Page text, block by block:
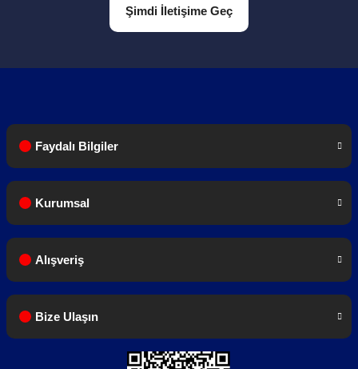
Şimdi İletişime Geç
Faydalı Bilgiler
Kurumsal
Alışveriş
Bize Ulaşın